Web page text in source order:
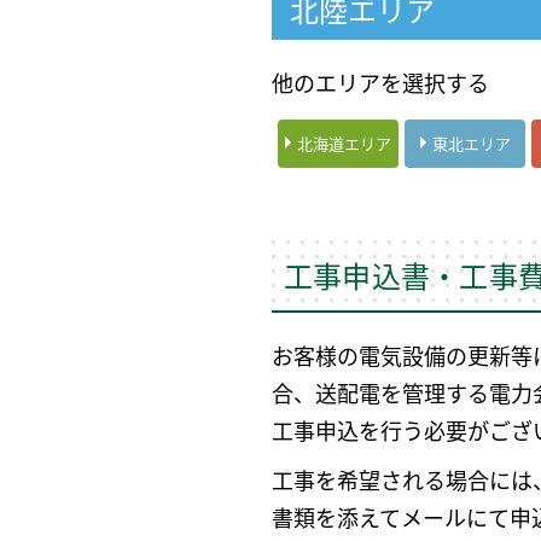
北陸エリア
他のエリアを選択する
北海道エリア 東北エリア
工事申込書・工事
お客様の電気設備の更新
合、送配電を管理する電
工事申込を行う必要がござ
工事を希望される場合に
書類を添えてメールにて